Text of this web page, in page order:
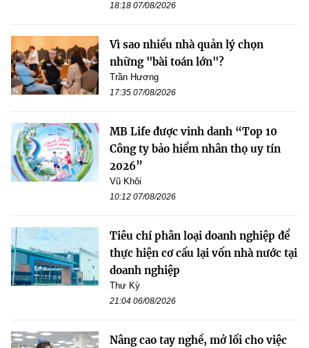
18:18 07/08/2026
Vì sao nhiều nhà quản lý chọn
những "bài toán lớn"?
Trần Hương
17:35 07/08/2026
MB Life được vinh danh “Top 10
Công ty bảo hiểm nhân thọ uy tín
2026”
Vũ Khôi
10:12 07/08/2026
Tiêu chí phân loại doanh nghiệp để
thực hiện cơ cấu lại vốn nhà nước tại
doanh nghiệp
Thư Kỳ
21:04 06/08/2026
Nâng cao tay nghề, mở lối cho việc